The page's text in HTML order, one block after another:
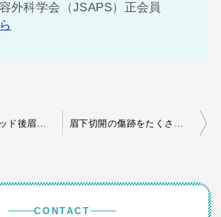
外科学会（JSAPS）正会員
CONTACT